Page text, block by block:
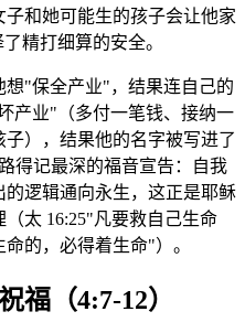
和她可能生的孩子会让他家
精打细算的安全。
"保全产业"，结果连自己的
产业"（多付一笔钱、接纳一
），结果他的名字被写进了
得记最深的福音宣告：自我
逻辑通向永生，这正是耶稣
太 16:25"凡要救自己生命
的，必得着生命"）。
福（4:7-12）